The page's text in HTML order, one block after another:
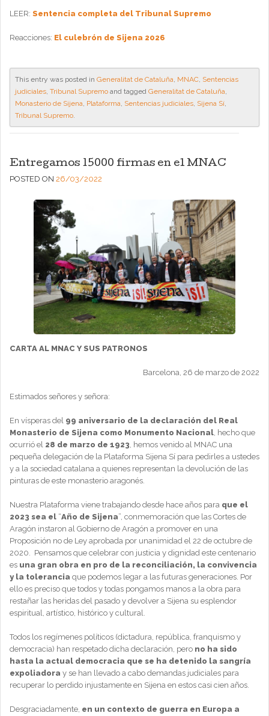
LEER: Sentencia completa del Tribunal Supremo
Reacciones: El culebrón de Sijena 2026
This entry was posted in Generalitat de Cataluña, MNAC, Sentencias
judiciales, Tribunal Supremo and tagged Generalitat de Cataluña,
Monasterio de Sijena, Plataforma, Sentencias judiciales, Sijena Sí,
Tribunal Supremo.
Entregamos 15000 firmas en el MNAC
POSTED ON 26/03/2022
CARTA AL MNAC Y SUS PATRONOS
Barcelona, 26 de marzo de 2022
Estimados señores y señora:
En vísperas del 99 aniversario de la declaración del Real
Monasterio de Sijena como Monumento Nacional, hecho que
ocurrió el 28 de marzo de 1923, hemos venido al MNAC una
pequeña delegación de la Plataforma Sijena Sí para pedirles a ustedes
y a la sociedad catalana a quienes representan la devolución de las
pinturas de este monasterio aragonés.
Nuestra Plataforma viene trabajando desde hace años para que el
2023 sea el “Año de Sijena”, conmemoración que las Cortes de
Aragón instaron al Gobierno de Aragón a promover en una
Proposición no de Ley aprobada por unanimidad el 22 de octubre de
2020. Pensamos que celebrar con justicia y dignidad este centenario
es una gran obra en pro de la reconciliación, la convivencia
y la tolerancia que podemos legar a las futuras generaciones. Por
ello es preciso que todos y todas pongamos manos a la obra para
restañar las heridas del pasado y devolver a Sijena su esplendor
espiritual, artístico, histórico y cultural.
Todos los regímenes políticos (dictadura, república, franquismo y
democracia) han respetado dicha declaración, pero no ha sido
hasta la actual democracia que se ha detenido la sangría
expoliadora y se han llevado a cabo demandas judiciales para
recuperar lo perdido injustamente en Sijena en estos casi cien años.
Desgraciadamente, en un contexto de guerra en Europa a